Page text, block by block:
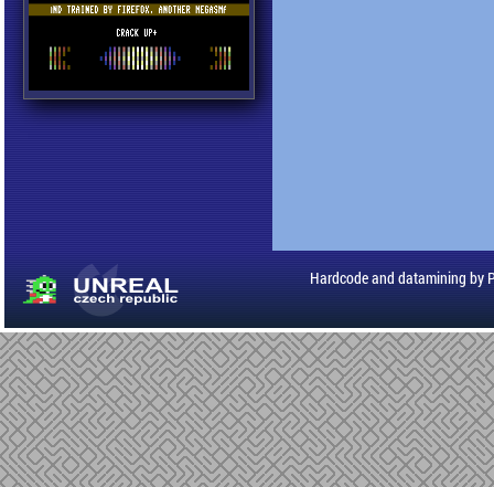
Hardcode and datamining by